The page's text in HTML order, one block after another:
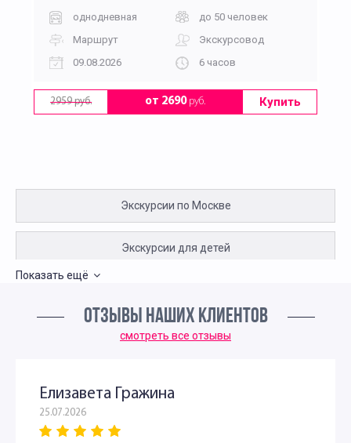
однодневная
до 50 человек
Маршрут
Экскурсовод
09.08.2026
6 часов
2959 руб. от 2690руб. Купить
Экскурсии по Москве
Экскурсии для детей
Интересные экскурсии для подростков в Москве
Показать ещё
ОТЗЫВЫ НАШИХ КЛИЕНТОВ
смотреть все отзывы
Елизавета Гражина
25.07.2026